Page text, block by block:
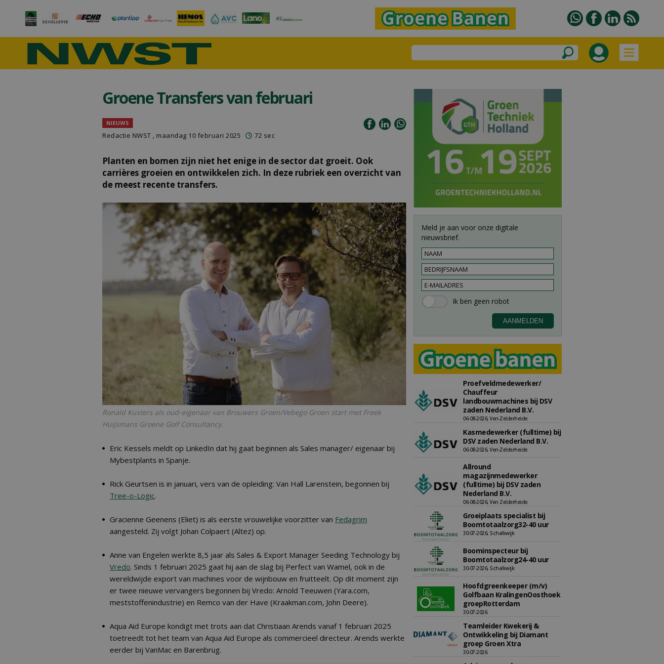
Groene Transfers van februari
NIEUWS
Redactie NWST , maandag 10 februari 2025 72 sec
Planten en bomen zijn niet het enige in de sector dat groeit. Ook
carrières groeien en ontwikkelen zich. In deze rubriek een overzicht van
de meest recente transfers.
Ronald Kusters als oud-eigenaar van Brouwers Groen/Vebego Groen start met Freek
Huijsmans Groene Golf Consultancy.
Eric Kessels meldt op LinkedIn dat hij gaat beginnen als Sales manager/ eigenaar bij
Mybestplants in Spanje.
Rick Geurtsen is in januari, vers van de opleiding: Van Hall Larenstein, begonnen bij
Tree-o-Logic.
Gracienne Geenens (Eliet) is als eerste vrouwelijke voorzitter van Fedagrim
aangesteld. Zij volgt Johan Colpaert (Altez) op.
Anne van Engelen werkte 8,5 jaar als Sales & Export Manager Seeding Technology bij
Vredo. Sinds 1 februari 2025 gaat hij aan de slag bij Perfect van Wamel, ook in de
wereldwijde export van machines voor de wijnbouw en fruitteelt. Op dit moment zijn
er twee nieuwe vervangers begonnen bij Vredo: Arnold Teeuwen (Yara.com,
meststoffenindustrie) en Remco van der Have (Kraakman.com, John Deere).
Aqua Aid Europe kondigt met trots aan dat Christiaan Arends vanaf 1 februari 2025
toetreedt tot het team van Aqua Aid Europe als commercieel directeur. Arends werkte
eerder bij VanMac en Barenbrug.
Meld je aan voor onze digitale
nieuwsbrief.
Proefveldmedewerker/
Chauffeur
landbouwmachines bij DSV
zaden Nederland B.V.
06-08-2026, Ven-Zelderheide
Kasmedewerker (fulltime) bij
DSV zaden Nederland B.V.
06-08-2026, Ven-Zelderheide
Allround
magazijnmedewerker
(fulltime) bij DSV zaden
Nederland B.V.
06-08-2026, Ven Zelderheide
Groeiplaats specialist bij
Boomtotaalzorg32-40 uur
30-07-2026, Schalkwijk
Boominspecteur bij
Boomtotaalzorg24-40 uur
30-07-2026, Schalkwijk
Hoofdgreenkeeper (m/v)
Golfbaan KralingenOosthoek
groepRotterdam
30-07-2026
Teamleider Kwekerij &
Ontwikkeling bij Diamant
groep Groen Xtra
30-07-2026